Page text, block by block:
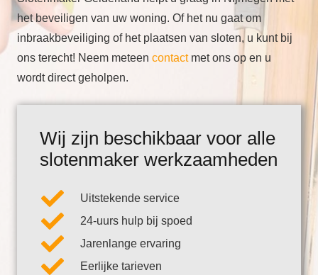
het beveiligen van uw woning. Of het nu gaat om
inbraakbeveiliging of het plaatsen van sloten, u kunt bij
ons terecht! Neem meteen contactmet ons op en u
wordt direct geholpen.
Wij zijn beschikbaar voor alle
slotenmaker werkzaamheden
Uitstekende service
24-uurs hulp bij spoed
Jarenlange ervaring
Eerlijke tarieven